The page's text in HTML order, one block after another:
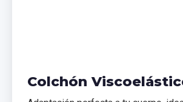
Colchón